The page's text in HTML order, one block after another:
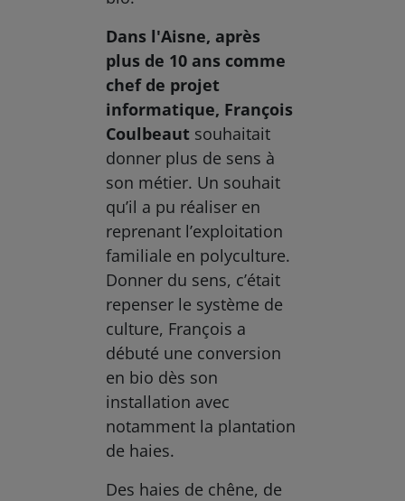
Dans l'Aisne, après
plus de 10 ans comme
chef de projet
informatique, François
Coulbeaut souhaitait
donner plus de sens à
son métier. Un souhait
qu’il a pu réaliser en
reprenant l’exploitation
familiale en polyculture.
Donner du sens, c’était
repenser le système de
culture, François a
débuté une conversion
en bio dès son
installation avec
notamment la plantation
de haies.
Des haies de chêne, de